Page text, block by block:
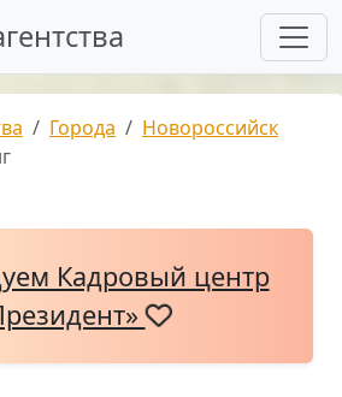
Города
Новороссийск
Кадровый центр